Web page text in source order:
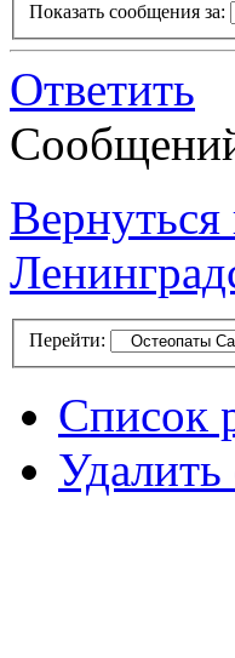
Показать сообщения за:
Ответить
Перейти:
Список